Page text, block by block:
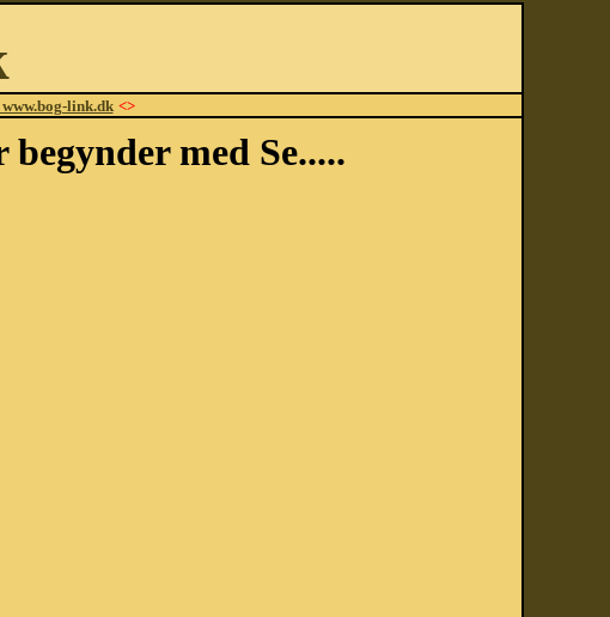
link.dk <>
begynder med Se.....